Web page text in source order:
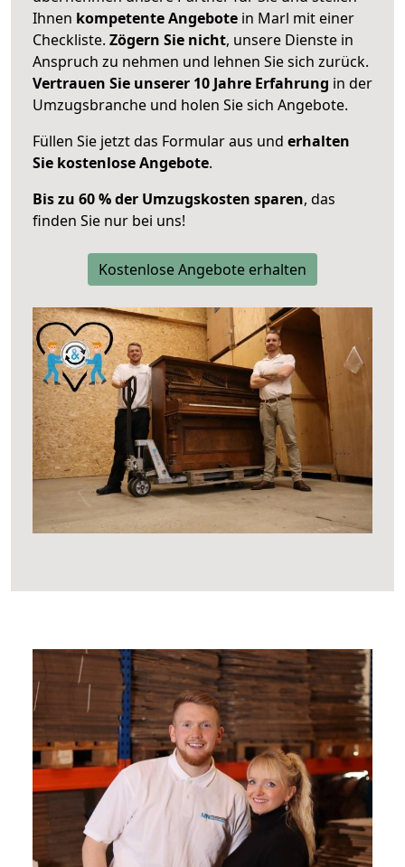
Ihnen kompetente Angebote in Marl mit einer
Checkliste. Zögern Sie nicht, unsere Dienste in
Anspruch zu nehmen und lehnen Sie sich zurück.
Vertrauen Sie unserer 10 Jahre Erfahrung in der
Umzugsbranche und holen Sie sich Angebote.
Füllen Sie jetzt das Formular aus und erhalten
Sie kostenlose Angebote.
Bis zu 60 % der Umzugskosten sparen, das
finden Sie nur bei uns!
Kostenlose Angebote erhalten